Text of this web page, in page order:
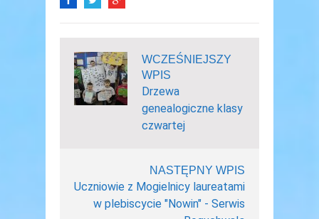
WCZEŚNIEJSZY
WPIS
Drzewa
genealogiczne klasy
czwartej
NASTĘPNY WPIS
Uczniowie z Mogielnicy laureatami
w plebiscycie "Nowin" - Serwis